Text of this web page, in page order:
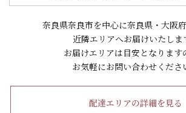
奈良県奈良市を中心に奈良県・大阪
近隣エリアへお届けいたしま
お届けエリアは目安となります
お気軽にお問い合わせくださ
配達エリアの詳細を見る